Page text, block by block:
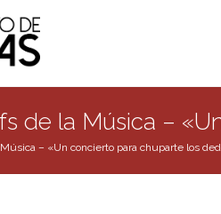
de la Música –
– «Un concierto para chuparte los